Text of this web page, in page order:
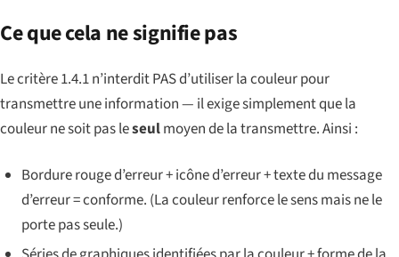
Ce que cela ne signifie pas
Le critère 1.4.1 n’interdit PAS d’utiliser la couleur pour
transmettre une information — il exige simplement que la
couleur ne soit pas leseulmoyen de la transmettre. Ainsi :
Bordure rouge d’erreur + icône d’erreur + texte du message
d’erreur = conforme. (La couleur renforce le sens mais ne le
porte pas seule.)